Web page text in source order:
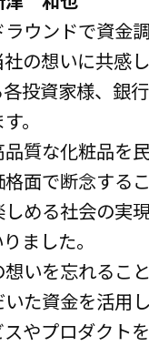
ウンドで資金
の想いに共感
投資家様、銀
。
質な化粧品を
面で断念する
しめる社会の実
ました。
いを忘れるこ
た資金を活用
やプロダクト